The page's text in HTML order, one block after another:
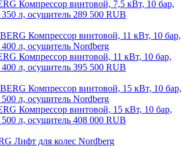
Компрессор винтовой, 7,5 кВт, 10 бар,
л, осушитель 289 500 RUB
Компрессор винтовой, 11 кВт, 10 бар,
л, осушитель 395 500 RUB
Компрессор винтовой, 15 кВт, 10 бар,
л, осушитель 408 000 RUB